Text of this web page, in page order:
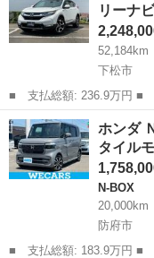
ン ＣＤ ■ ...
リーナ
52,184km
下松市
■ 支払総額: 236.9万円 ■ 車両本体価格： 2,248,000 円 ■ メーカ
ー名： ホンダ ■ 車種名
名： ＥＸ 純正メモリー
レコ Ｂｌ...
山口 下松市 ホンダ
ホンダ
タイル
N-BOX
20,000km
防府市
■ 支払総額: 183.9万円 ■ 車両本体価格： 1,758,000 円 ■ メーカ